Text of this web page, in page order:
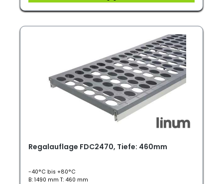
Regalauflage FDC2470, Tiefe: 460mm
-40°C bis +80°C
B: 1490 mm T: 460 mm